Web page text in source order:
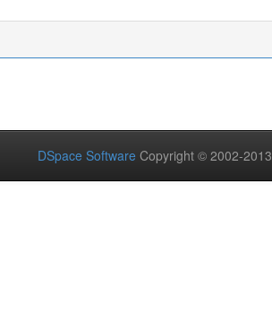
DSpace Software Copyright © 2002-2013